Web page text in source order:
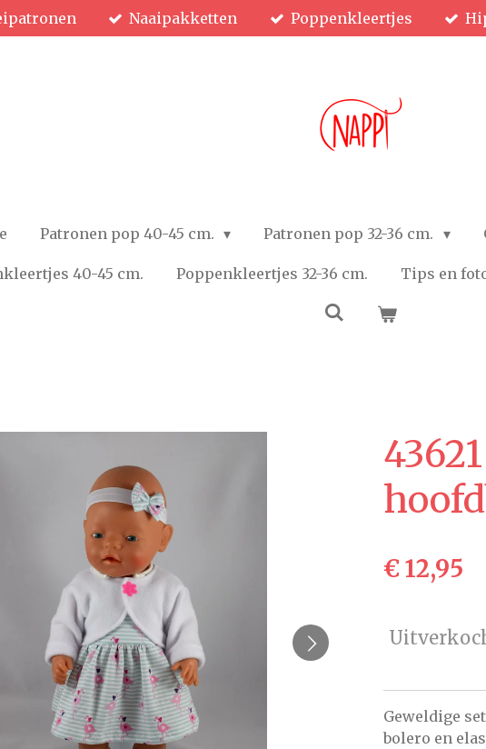
Naaipakketten Poppenkleertjes
Patronen pop 40-45 cm. Patronen pop 32-36 cm.
40-45 cm. Poppenkleertjes 32-36 cm. Tips en
€ 12,95
Geweldige
bolero en